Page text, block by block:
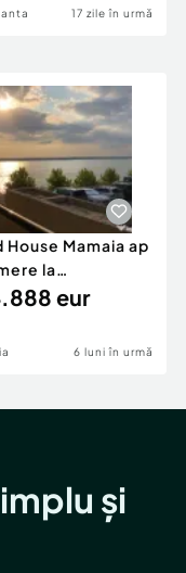
17 zile în urmă
House Mamaia ap
la
Mega
eur
6 luni în urmă
și